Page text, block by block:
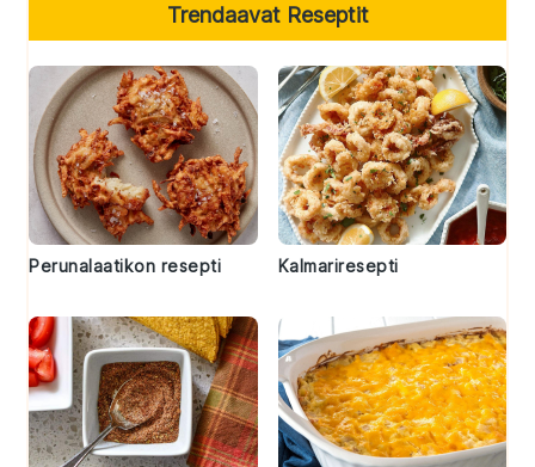
Trendaavat Reseptit
Perunalaatikon resepti Kalmariresepti